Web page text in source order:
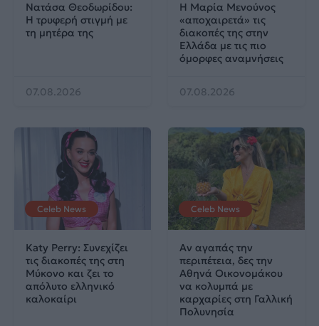
Νατάσα Θεοδωρίδου:
Η τρυφερή στιγμή με
τη μητέρα της
07.08.2026
Η Μαρία Μενούνος
«αποχαιρετά» τις
διακοπές της στην
Ελλάδα με τις πιο
όμορφες αναμνήσεις
07.08.2026
Celeb News
Katy Perry: Συνεχίζει
τις διακοπές της στη
Μύκονο και ζει το
απόλυτο ελληνικό
καλοκαίρι
Celeb News
Αν αγαπάς την
περιπέτεια, δες την
Αθηνά Οικονομάκου
να κολυμπά με
καρχαρίες στη Γαλλική
Πολυνησία